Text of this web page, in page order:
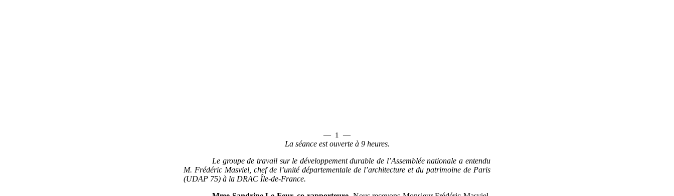
— 1 —
La séance est ouverte à 9 heures.
Le groupe de travail sur le développement durable de l’Assemblée nationale a entendu
M. Frédéric Masviel, chef de l’unité départementale de l’architecture et du patrimoine de Paris
(UDAP 75) à la DRAC Île-de-France.